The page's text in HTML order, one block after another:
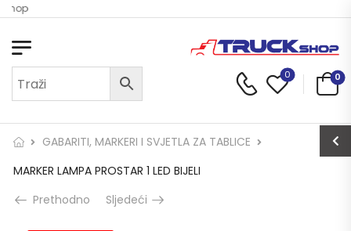
0 0
GABARITI, MARKERI I SVJETLA ZA TABLICE
MARKER LAMPA PROSTAR 1 LED BIJELI
Prethodno
Sljedeći